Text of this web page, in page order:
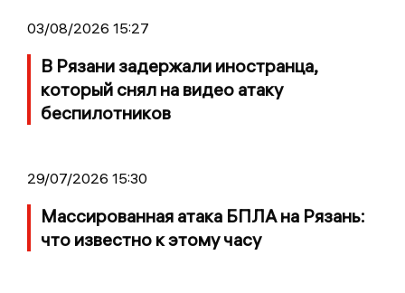
03/08/2026 15:27
В Рязани задержали иностранца,
который снял на видео атаку
беспилотников
29/07/2026 15:30
Массированная атака БПЛА на Рязань:
что известно к этому часу